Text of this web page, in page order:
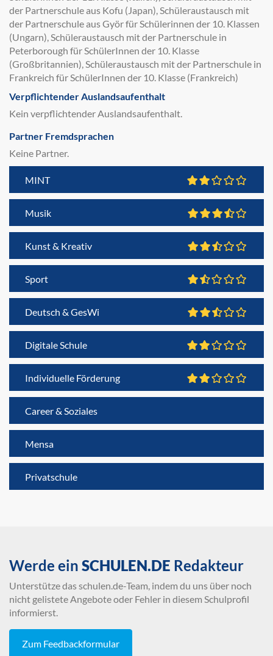
der Partnerschule aus Kofu (Japan), Schüleraustausch mit
der Partnerschule aus Györ für Schülerinnen der 10. Klassen
(Ungarn), Schüleraustausch mit der Partnerschule in
Peterborough für SchülerInnen der 10. Klasse
(Großbritannien), Schüleraustausch mit der Partnerschule in
Frankreich für SchülerInnen der 10. Klasse (Frankreich)
Verpflichtender Auslandsaufenthalt
Kein verpflichtender Auslandsaufenthalt.
Partner Fremdsprachen
Keine Partner.
MINT
Musik
Kunst & Kreativ
Sport
Deutsch & GesWi
Digitale Schule
Individuelle Förderung
Career & Soziales
Mensa
Privatschule
Werde ein SCHULEN.DE Redakteur
Unterstütze das schulen.de-Team, indem du uns über noch
nicht gelistete Angebote oder Fehler in diesem Schulprofil
informierst.
Zum Feedbackformular